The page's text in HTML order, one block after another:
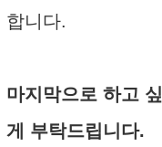
합니다.
마지막으로 하고
게 부탁드립니다.